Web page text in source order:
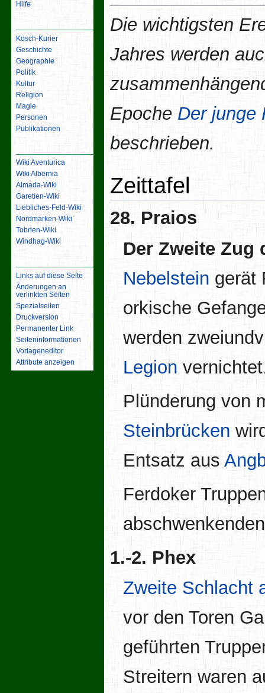
Die wichtigsten
Jahres werden
Epoche Der junge
beschrieben.
Zeittafel
28. Praios
Der Zweite Zug
Nebelstein gerät
orkische
werden
Legion
Plünderung von
Steinbrücken
Entsatz aus
Ferdoker
1.-2. Phex
Zweite Schlacht
vor den Toren
geführten
Streitern waren
Hilfe
Kosch-Kurier
Geschichte
Geographie
Politik
Kultur
Religion
Magie
Personen
Publikationen
Wiki Aventurica
Wiki Albernia
Almada-Wiki
Garetien-Wiki
Liebliches-Feld-Wiki
Nordmarken-Wiki
Tobrien-Wiki
Windhag-Wiki
Links auf diese Seite
Änderungen an
verlinkten Seiten
Spezialseiten
Druckversion
Permanenter Link
Seiten­­informationen
Vorlageneditor
Attribute anzeigen